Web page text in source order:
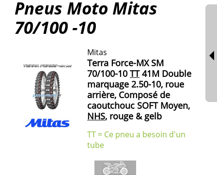
Pneus Moto Mitas
70/100 -10
Mitas
Terra Force-MX SM
70/100-10 TT41M Double
marquage 2.50-10, roue
arrière, Composé de
caoutchouc SOFT Moyen,
NHS, rouge & gelb
TT = Ce pneu a besoin d'un
tube